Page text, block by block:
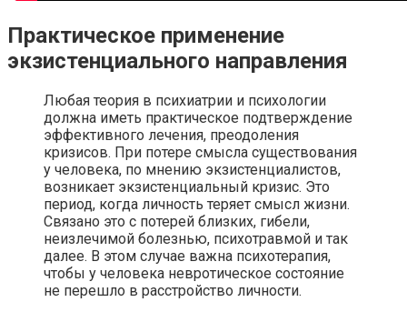
Практическое применение
экзистенциального направления
Любая теория в психиатрии и психологии
должна иметь практическое подтверждение
эффективного лечения, преодоления
кризисов. При потере смысла существования
у человека, по мнению экзистенциалистов,
возникает экзистенциальный кризис. Это
период, когда личность теряет смысл жизни.
Связано это с потерей близких, гибели,
неизлечимой болезнью, психотравмой и так
далее. В этом случае важна психотерапия,
чтобы у человека невротическое состояние
не перешло в расстройство личности.